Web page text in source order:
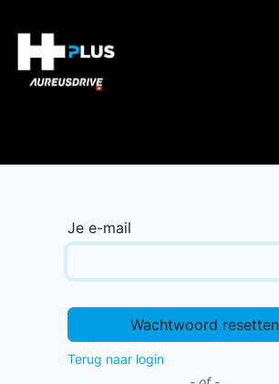
Je e-mail
Wachtwoord resetten
Terug naar login